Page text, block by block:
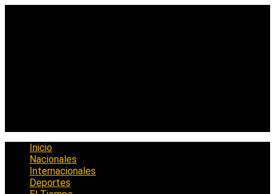
Inicio
Nacionales
Internacionales
Deportes